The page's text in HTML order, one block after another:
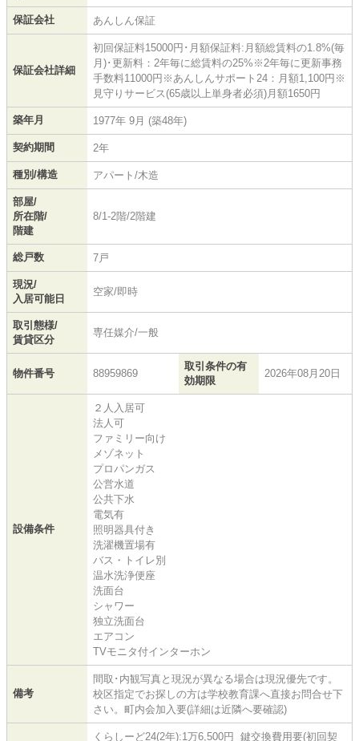
保証会社 あんしん保証
保証会社詳細
初回保証料15000円･月額保証料:月額総賃料の1.8%(毎
月)･更新料：2年毎に総賃料の25%※2年毎に更新事務
手数料11000円※あんしんサポート24：月額1,100円※
見守りサービス(65歳以上単身者必須)月額1650円
築年月 1977年 9月 (築48年)
契約期間 2年
種別/構造 アパート/木造
部屋/
所在階/
階建
8/1-2階/2階建
総戸数 7戸
現況/
入居可能日
空家/即時
取引態様/
賃貸区分
専任媒介/一般
物件番号 88959869
取引条件の有
効期限
2026年08月20日
設備条件
２人入居可
法人可
ファミリー向け
メゾネット
プロパンガス
公営水道
公共下水
電気有
照明器具付き
洗濯機置場有
バス・トイレ別
温水洗浄便座
洗面台
シャワー
独立洗面台
エアコン
TVモニタ付インターホン
備考
間取･内観写真と現況が異なる場合は現況優先です。
校区指定でお探しの方は学校教育課へ直接お問合せ下
さい。町内会加入要(詳細は近隣へ要確認)
くらしーど24(2年):1万6,500円 鍵交換費用要(初回契